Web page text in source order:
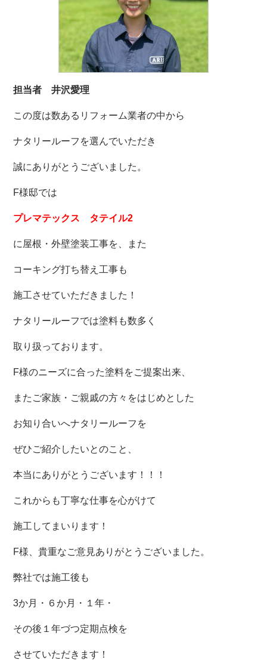
担当者 井沢愛理
この度は数あるリフォーム業者の中から
ナタリールーフを選んでいただき
誠にありがとうございました。
F様邸では
プレマテックス タテイル2
に屋根・外壁塗装工事を、また
コーキング打ち替え工事も
施工させていただきました！
ナタリールーフでは塗料も数多く
取り扱っております。
F様のニーズに合った塗料をご提案出来、
またご家族・ご親戚の方々をはじめとした
お知り合いへナタリールーフを
ぜひご紹介したいとのこと、
本当にありがとうございます！！！
これからも丁寧な仕事を心がけて
施工してまいります！
F様、貴重なご意見ありがとうございました。
弊社では施工後も
3か月・６か月・１年・
その後１年づつ定期点検を
させていただきます！